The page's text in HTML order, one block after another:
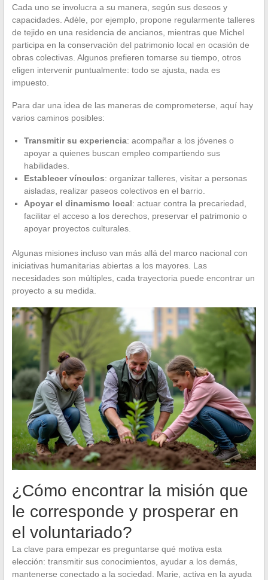
Cada uno se involucra a su manera, según sus deseos y
capacidades. Adèle, por ejemplo, propone regularmente talleres
de tejido en una residencia de ancianos, mientras que Michel
participa en la conservación del patrimonio local en ocasión de
obras colectivas. Algunos prefieren tomarse su tiempo, otros
eligen intervenir puntualmente: todo se ajusta, nada es
impuesto.
Para dar una idea de las maneras de comprometerse, aquí hay
varios caminos posibles:
Transmitir su experiencia: acompañar a los jóvenes o
apoyar a quienes buscan empleo compartiendo sus
habilidades.
Establecer vínculos: organizar talleres, visitar a personas
aisladas, realizar paseos colectivos en el barrio.
Apoyar el dinamismo local: actuar contra la precariedad,
facilitar el acceso a los derechos, preservar el patrimonio o
apoyar proyectos culturales.
Algunas misiones incluso van más allá del marco nacional con
iniciativas humanitarias abiertas a los mayores. Las
necesidades son múltiples, cada trayectoria puede encontrar un
proyecto a su medida.
¿Cómo encontrar la misión que
le corresponde y prosperar en
el voluntariado?
La clave para empezar es preguntarse qué motiva esta
elección: transmitir sus conocimientos, ayudar a los demás,
mantenerse conectado a la sociedad. Marie, activa en la ayuda